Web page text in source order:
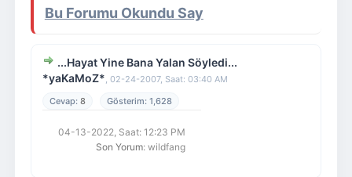
Bu Forumu Okundu Say
...Hayat Yine Bana Yalan Söyledi...
*yaKaMoZ*, 02-24-2007, Saat: 03:40 AM
8
1,628
04-13-2022, Saat: 12:23 PM
Son Yorum: wildfang